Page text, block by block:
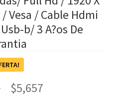
Vesa / Cable Hdmi
b/ 3 A?os De
$5,657